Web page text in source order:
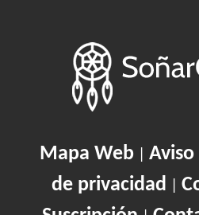
Mapa Web| Aviso
de privacidad